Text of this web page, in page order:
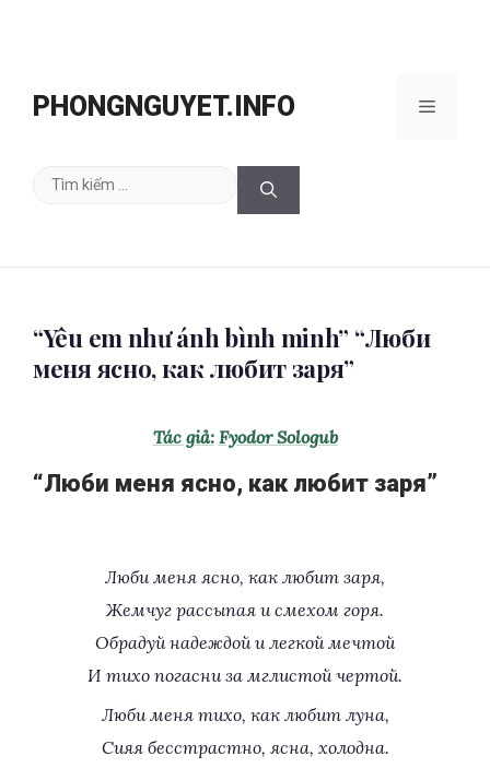
PHONGNGUYET.INFO Menu
Tìm
“Yêu em như ánh bình minh” “Люби
меня ясно, как любит заря”
Tác giả: Fyodor Sologub
“Люби меня ясно, как любит заря”
Люби меня ясно, как любит заря,
Жемчуг рассыпая и смехом горя.
Обрадуй надеждой и легкой мечтой
И тихо погасни за мглистой чертой.
Люби меня тихо, как любит луна,
Сияя бесстрастно, ясна, холодна.